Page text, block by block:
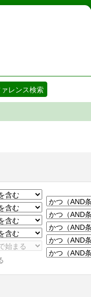
ム
ァレンス検索